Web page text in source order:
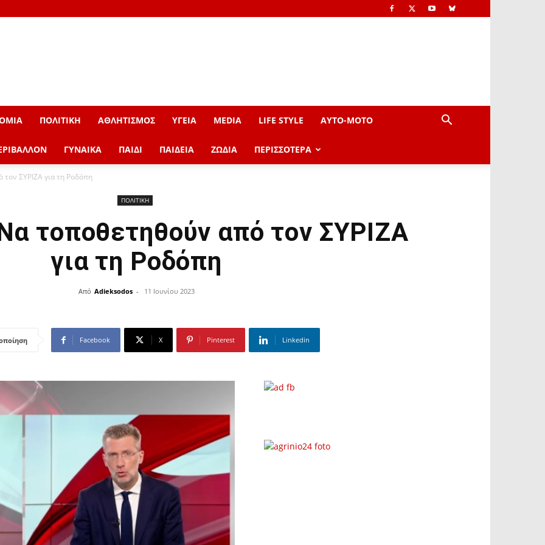
ΠΟΛΙΤΙΚΗ ΑΘΛΗΤΙΣΜΟΣ ΥΓΕΙΑ MEDIA LIFE STYLE AYTO-ΜOTO
ΓΥΝΑΙΚΑ ΠΑΙΔΙ ΠΑΙΔΕΙΑ ΖΩΔΙΑ ΠΕΡΙΣΣΟΤΕΡΑ
ΣΥΡΙΖΑ για τη Ροδόπη
ΠΟΛΙΤΙΚΗ
τοποθετηθούν από τον ΣΥΡΙΖΑ
για τη Ροδόπη
Από Adieksodos - 11 Ιουνίου 2023
Facebook X Pinterest Linkedin